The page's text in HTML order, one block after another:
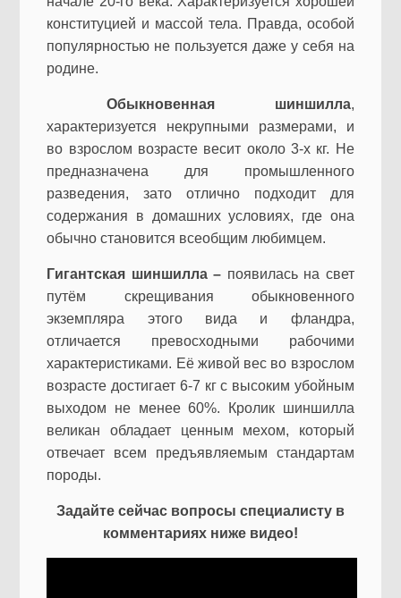
конституцией и массой тела. Правда, особой
популярностью не пользуется даже у себя на
родине.
Обыкновенная шиншилла,
характеризуется некрупными размерами, и
во взрослом возрасте весит около 3-х кг. Не
предназначена для промышленного
разведения, зато отлично подходит для
содержания в домашних условиях, где она
обычно становится всеобщим любимцем.
Гигантская шиншилла – появилась на свет
путём скрещивания обыкновенного
экземпляра этого вида и фландра,
отличается превосходными рабочими
характеристиками. Её живой вес во взрослом
возрасте достигает 6-7 кг с высоким убойным
выходом не менее 60%. Кролик шиншилла
великан обладает ценным мехом, который
отвечает всем предъявляемым стандартам
породы.
Задайте сейчас вопросы специалисту в
комментариях ниже видео!